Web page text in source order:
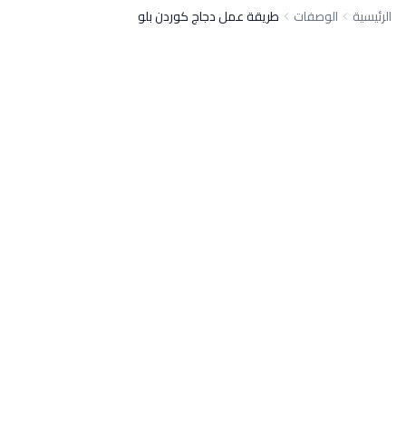
الرئيسية الوصفات طريقة عمل دجاج كوردن بلو